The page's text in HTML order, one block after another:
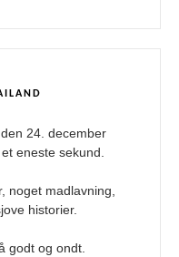
24. december
eneste sekund.
noget madlavning,
historier.
godt og ondt.